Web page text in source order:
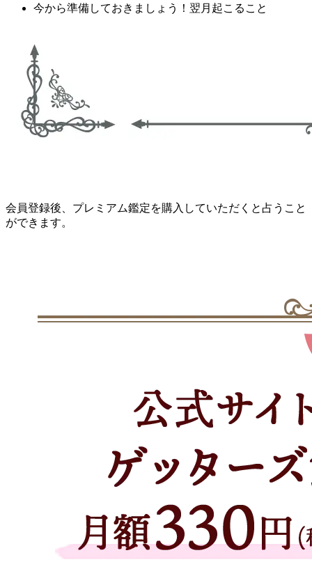
今から準備しておきましょう！翌月起こること
会員登録後、プレミアム鑑定を購入していただくと占うこと
ができます。